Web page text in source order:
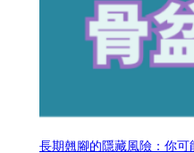
長期翹腳的隱藏風險：你